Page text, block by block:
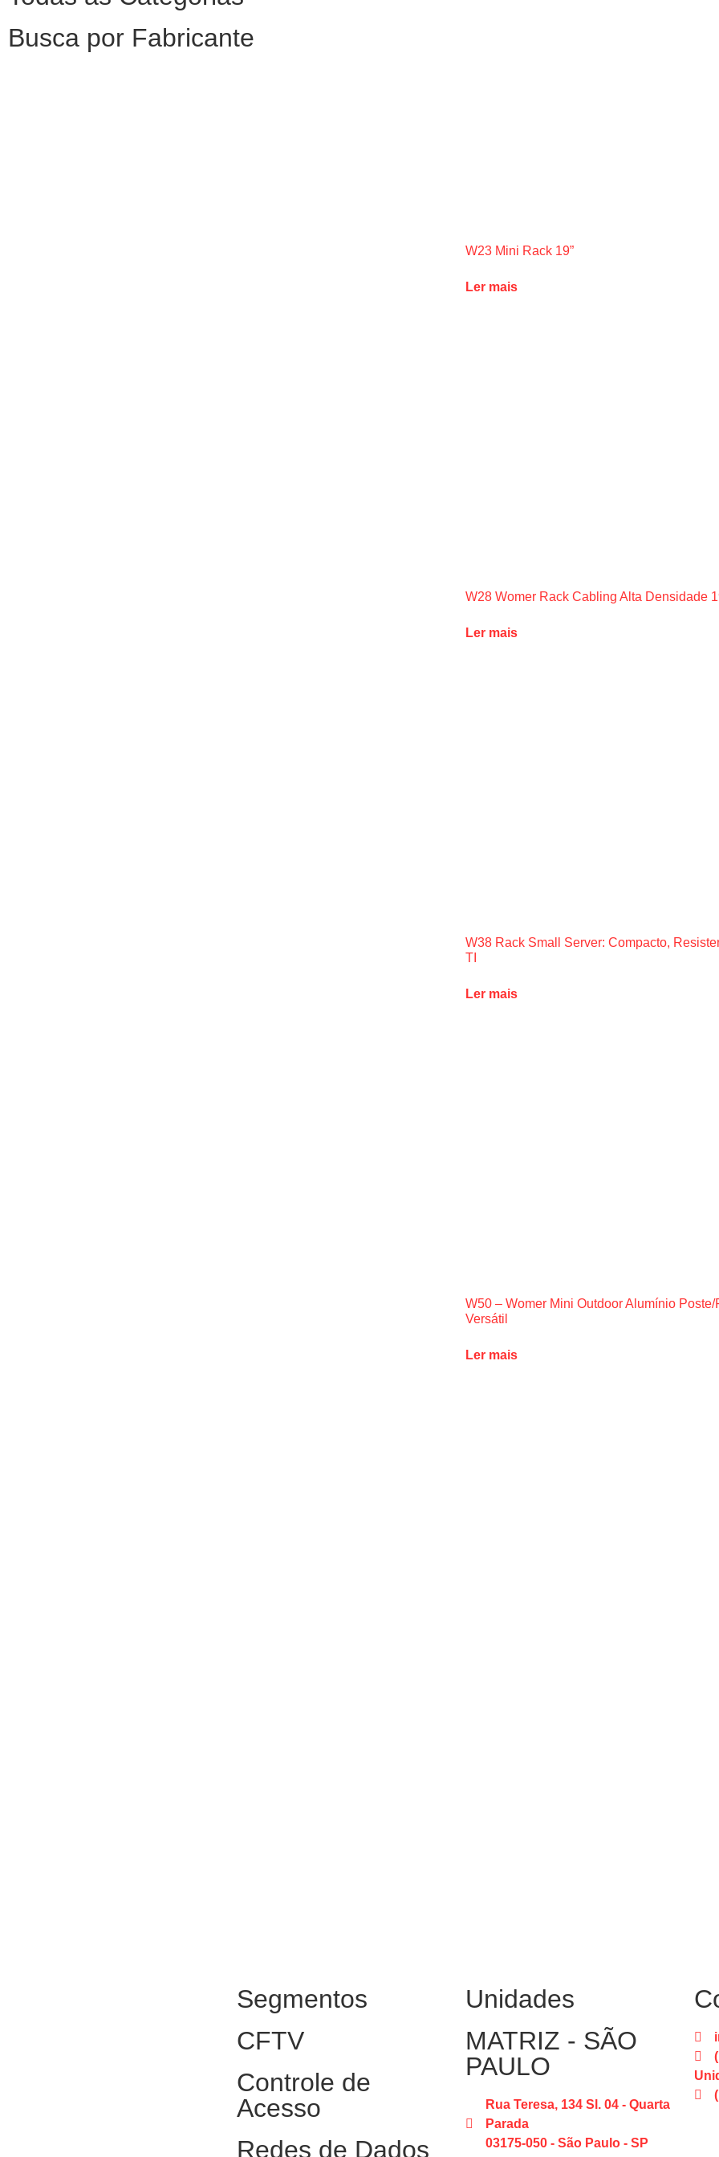
Busca por Fabricante
W23 Mini Rack 19”
Ler mais
W28 Womer Rack Cabling Alta Densidade
Ler mais
W38 Rack Small Server: Compacto,
TI
Ler mais
W50 – Womer Mini Outdoor Alumínio
Versátil
Ler mais
Segmentos
CFTV
Controle de
Acesso
Redes de Dados
Unidades
MATRIZ - SÃO
PAULO
Rua Teresa, 134 Sl. 04 - Quarta
Parada
03175-050 - São Paulo - SP